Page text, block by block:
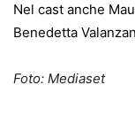
Nel cast anche
Benedetta
Foto: Mediaset